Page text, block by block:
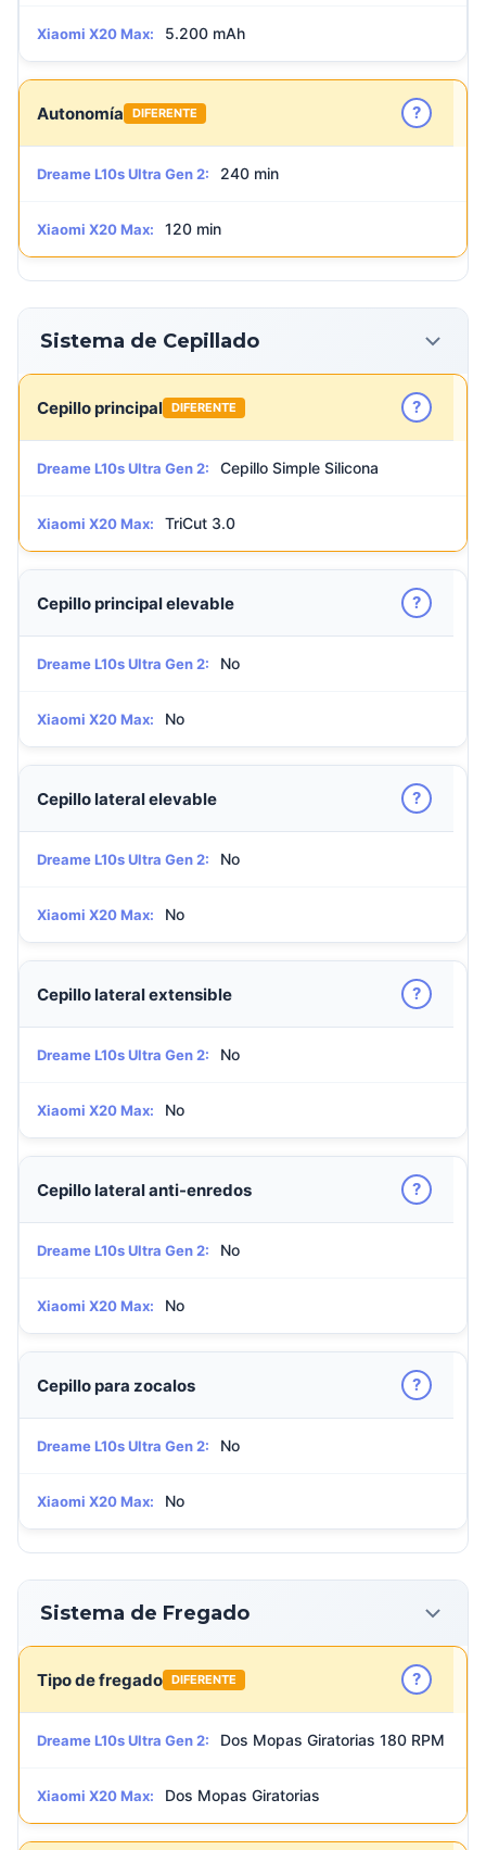
Xiaomi X20 Max: 5.200 mAh
Autonomía DIFERENTE ?
Dreame L10s Ultra Gen 2: 240 min
Xiaomi X20 Max: 120 min
Sistema de Cepillado
Cepillo principal DIFERENTE ?
Dreame L10s Ultra Gen 2: Cepillo Simple Silicona
Xiaomi X20 Max: TriCut 3.0
Cepillo principal elevable ?
Dreame L10s Ultra Gen 2: No
Xiaomi X20 Max: No
Cepillo lateral elevable ?
Dreame L10s Ultra Gen 2: No
Xiaomi X20 Max: No
Cepillo lateral extensible ?
Dreame L10s Ultra Gen 2: No
Xiaomi X20 Max: No
Cepillo lateral anti-enredos ?
Dreame L10s Ultra Gen 2: No
Xiaomi X20 Max: No
Cepillo para zocalos ?
Dreame L10s Ultra Gen 2: No
Xiaomi X20 Max: No
Sistema de Fregado
Tipo de fregado DIFERENTE ?
Dreame L10s Ultra Gen 2: Dos Mopas Giratorias 180 RPM
Xiaomi X20 Max: Dos Mopas Giratorias